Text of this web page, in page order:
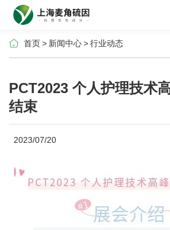
首页> 新闻中心>行业动态
PCT2023 个人护理技术
结束
2023/07/20